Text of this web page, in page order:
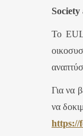
Society
Το
Για να
να
https://